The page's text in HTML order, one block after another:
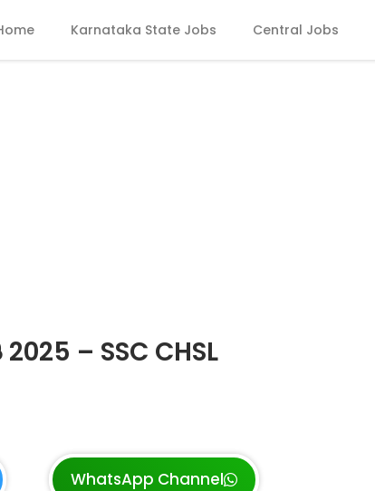
Karnataka State Jobs Central Jobs
– SSC CHSL
WhatsApp Channel